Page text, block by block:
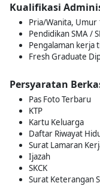
Kualifikasi
Pria/Wanita, Umur
Pendidikan SMA /
Pengalaman kerja
Fresh Graduate
Persyaratan
Pas Foto Terbaru
KTP
Kartu Keluarga
Daftar Riwayat
Surat Lamaran
Ijazah
SKCK
Surat Keterangan